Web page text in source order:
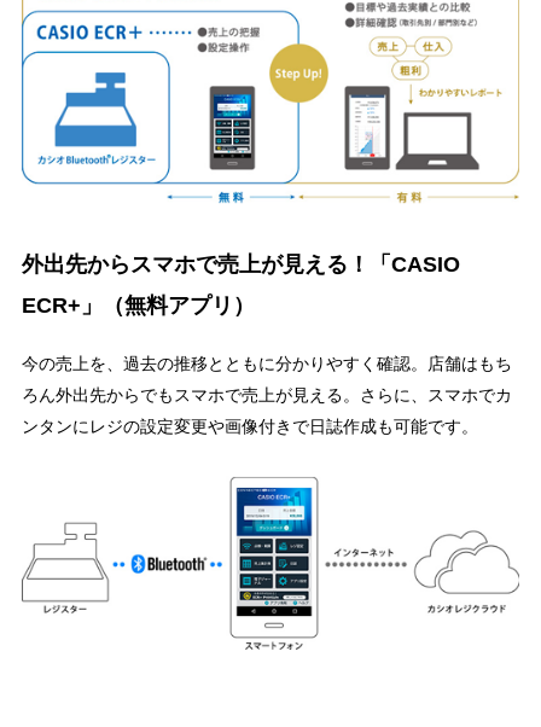
外出先からスマホで売上が見える！「CASIO
ECR+」（無料アプリ）
今の売上を、過去の推移とともに分かりやすく確認。店舗はもち
ろん外出先からでもスマホで売上が見える。さらに、スマホでカ
ンタンにレジの設定変更や画像付きで日誌作成も可能です。